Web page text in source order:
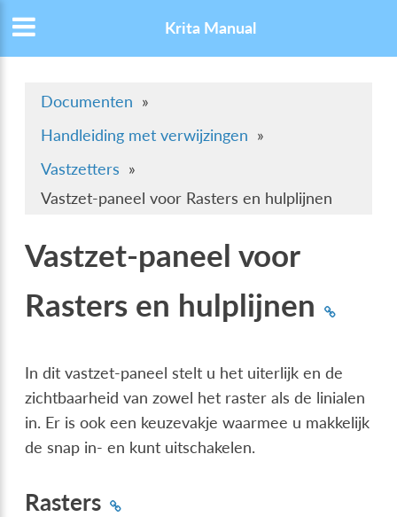
Krita Manual
Documenten »
Handleiding met verwijzingen »
Vastzetters »
Vastzet-paneel voor Rasters en hulplijnen
Vastzet-paneel voor
Rasters en hulplijnen
In dit vastzet-paneel stelt u het uiterlijk en de
zichtbaarheid van zowel het raster als de linialen
in. Er is ook een keuzevakje waarmee u makkelijk
de snap in- en kunt uitschakelen.
Rasters